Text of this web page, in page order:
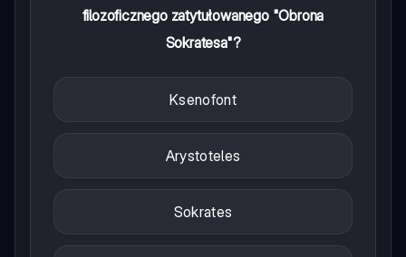
filozoficznego zatytułowanego "Obrona
Sokratesa"?
Ksenofont
Arystoteles
Sokrates